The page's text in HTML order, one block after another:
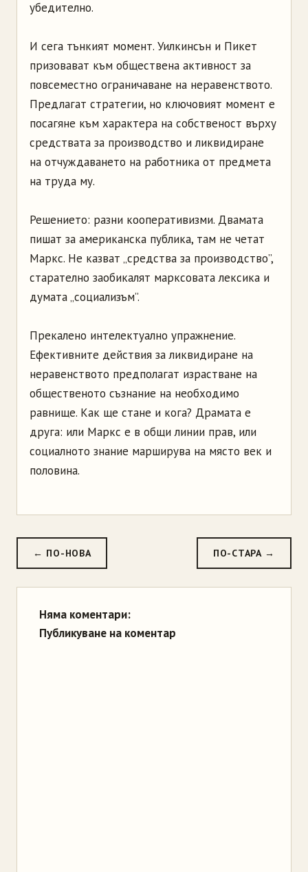
убедително.
И сега тънкият момент. Уилкинсън и Пикет
призовават към обществена активност за
повсеместно ограничаване на неравенството.
Предлагат стратегии, но ключовият момент е
посагяне към характера на собственост върху
средствата за производство и ликвидиране
на отчуждаването на работника от предмета
на труда му.
Решението: разни кооперативизми. Двамата
пишат за американска публика, там не четат
Маркс. Не казват „средства за производство”,
старателно заобикалят марксовата лексика и
думата „социализъм”.
Прекалено интелектуално упражнение.
Ефективните действия за ликвидиране на
неравенството предполагат израстване на
общественото съзнание на необходимо
равнище. Как ще стане и кога? Драмата е
друга: или Маркс е в общи линии прав, или
социалното знание марширува на място век и
половина.
← ПО-НОВА ПО-СТАРА →
Няма коментари:
Публикуване на коментар